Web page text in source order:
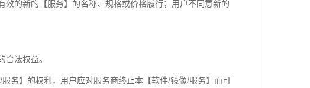
的新的【服务】的名称、规格或价格履行；用户不同意新的
法权益。
务】的权利，用户应对服务商终止本【软件/镜像/服务】而可